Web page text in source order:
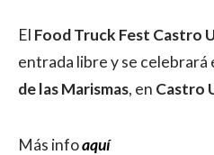
El Food Truck Fest Castro
entrada libre y se celebrará
de las Marismas, en Castro
Más infoaquí